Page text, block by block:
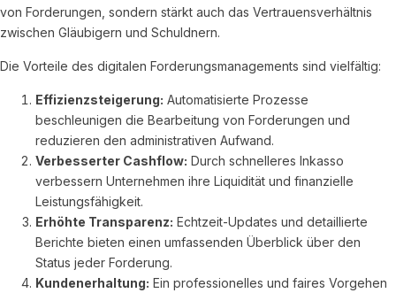
von Forderungen, sondern stärkt auch das Vertrauensverhältnis
zwischen Gläubigern und Schuldnern.
Die Vorteile des digitalen Forderungsmanagements sind vielfältig:
Effizienzsteigerung: Automatisierte Prozesse
beschleunigen die Bearbeitung von Forderungen und
reduzieren den administrativen Aufwand.
Verbesserter Cashflow: Durch schnelleres Inkasso
verbessern Unternehmen ihre Liquidität und finanzielle
Leistungsfähigkeit.
Erhöhte Transparenz: Echtzeit-Updates und detaillierte
Berichte bieten einen umfassenden Überblick über den
Status jeder Forderung.
Kundenerhaltung: Ein professionelles und faires Vorgehen